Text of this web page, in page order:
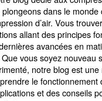
sur
de